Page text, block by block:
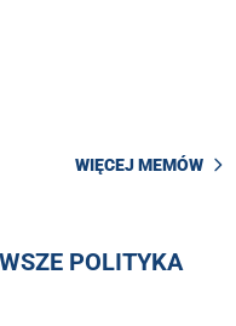
WIĘCEJ MEMÓW
POLITYKA